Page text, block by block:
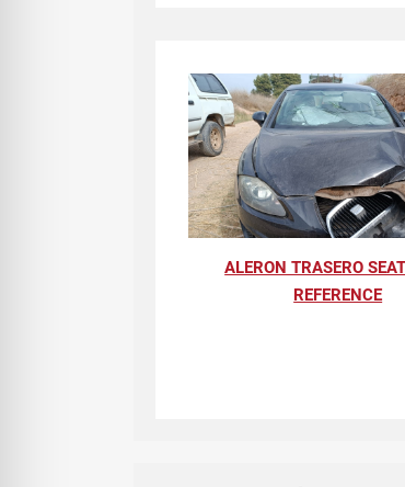
ALERON TRASERO
REFERENCE